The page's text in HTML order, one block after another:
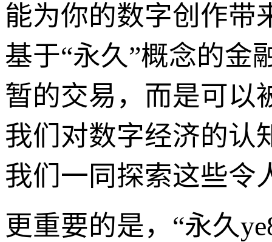
能为你的数字创作带
基于“永久”概念的金
暂的交易，而是可以
我们对数字经济的认
我们一同探索这些令
更重要的是，“永久